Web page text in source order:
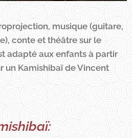
musique (guitare,
conte et théâtre sur le
adapté aux enfants à partir
un Kamishibaï de Vincent